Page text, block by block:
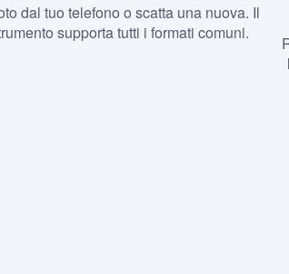
dal tuo telefono o scatta una nuova. Il
supporta tutti i formati comuni.